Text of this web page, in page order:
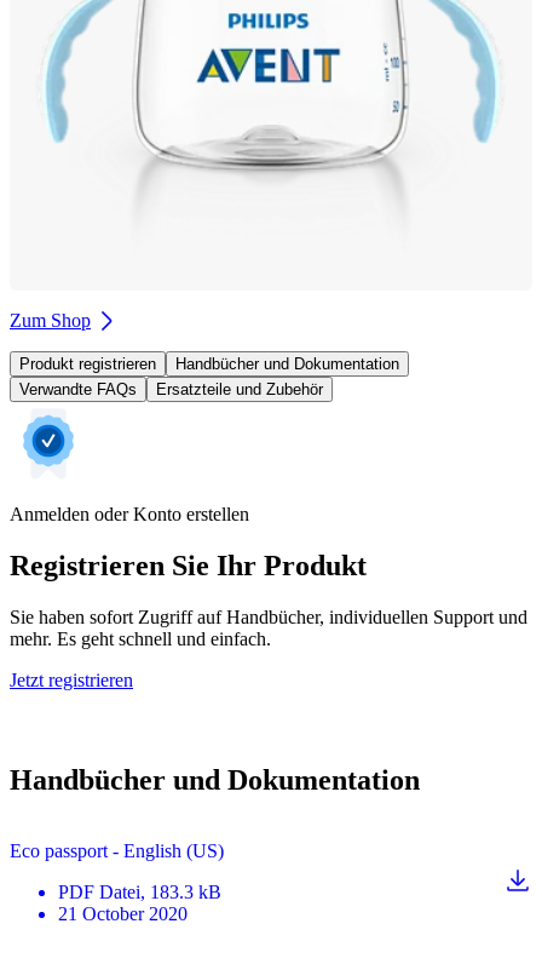
Zum Shop
Produkt registrieren
Handbücher und Dokumentation
Verwandte FAQs
Ersatzteile und Zubehör
Anmelden oder Konto erstellen
Registrieren Sie Ihr Produkt
Sie haben sofort Zugriff auf Handbücher, individuellen Support und
mehr. Es geht schnell und einfach.
Jetzt registrieren
Handbücher und Dokumentation
Eco passport - English (US)
PDF Datei, 183.3 kB
21 October 2020